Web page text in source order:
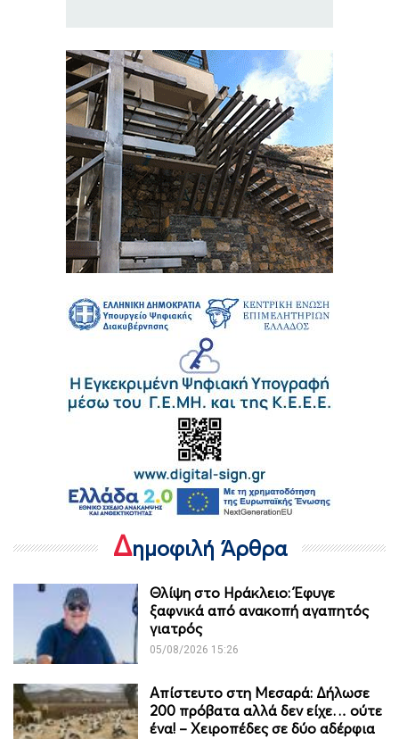
Δημοφιλή Άρθρα
Θλίψη στο Ηράκλειο: Έφυγε
ξαφνικά από ανακοπή αγαπητός
γιατρός
05/08/2026 15:26
Απίστευτο στη Μεσαρά: Δήλωσε
200 πρόβατα αλλά δεν είχε… ούτε
ένα! – Χειροπέδες σε δύο αδέρφια